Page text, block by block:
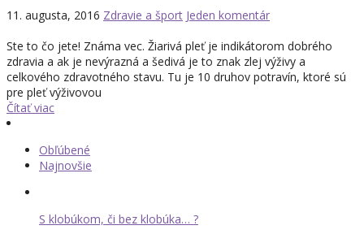
11. augusta, 2016 Zdravie a šport Jeden komentár
Ste to čo jete! Známa vec. Žiarivá pleť je indikátorom dobrého
zdravia a ak je nevýrazná a šedivá je to znak zlej výživy a
celkového zdravotného stavu. Tu je 10 druhov potravín, ktoré sú
pre pleť výživovou
Čítať viac
Obľúbené
Najnovšie
S klobúkom, či bez klobúka… ?